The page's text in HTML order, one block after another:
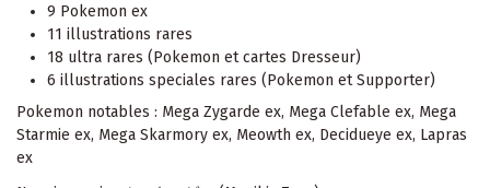
9 Pokemon ex
11 illustrations rares
18 ultra rares (Pokemon et cartes Dresseur)
6 illustrations speciales rares (Pokemon et Supporter)
Pokemon notables : Mega Zygarde ex, Mega Clefable ex, Mega
Starmie ex, Mega Skarmory ex, Meowth ex, Decidueye ex, Lapras
ex